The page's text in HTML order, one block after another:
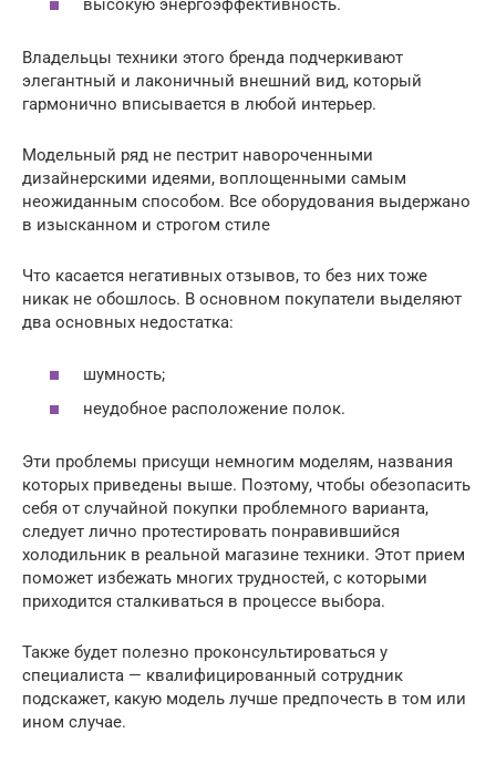
высокую энергоэффективность.
Владельцы техники этого бренда подчеркивают
элегантный и лаконичный внешний вид, который
гармонично вписывается в любой интерьер.
Модельный ряд не пестрит навороченными
дизайнерскими идеями, воплощенными самым
неожиданным способом. Все оборудования выдержано
в изысканном и строгом стиле
Что касается негативных отзывов, то без них тоже
никак не обошлось. В основном покупатели выделяют
два основных недостатка:
шумность;
неудобное расположение полок.
Эти проблемы присущи немногим моделям, названия
которых приведены выше. Поэтому, чтобы обезопасить
себя от случайной покупки проблемного варианта,
следует лично протестировать понравившийся
холодильник в реальной магазине техники. Этот прием
поможет избежать многих трудностей, с которыми
приходится сталкиваться в процессе выбора.
Также будет полезно проконсультироваться у
специалиста — квалифицированный сотрудник
подскажет, какую модель лучше предпочесть в том или
ином случае.